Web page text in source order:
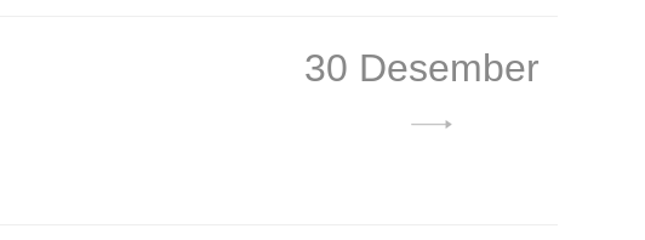
30 Desember